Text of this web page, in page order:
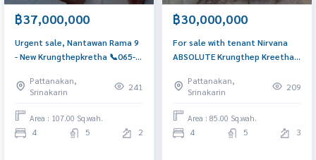
฿37,000,000
Urgent sale, Nantawan Rama 9
- New Krungthepkretha 📞065-
Pattanakan,
Srinakarin
241
Area : 107.00 Sq.wah.
4 5 2
฿30,000,000
For sale with tenant Nirvana
ABSOLUTE Krungthep Kreetha
furniture throughout.
Pattanakan,
Srinakarin
209
Area : 85.00 Sq.wah.
4 5 3